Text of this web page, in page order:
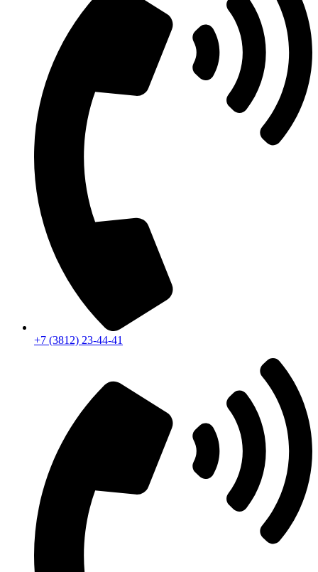
+7 (3812) 23-44-41